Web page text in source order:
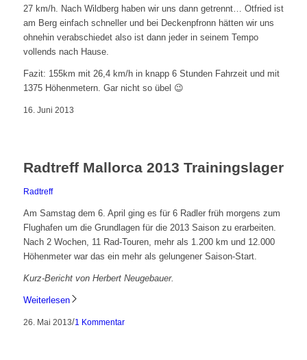
27 km/h. Nach Wildberg haben wir uns dann getrennt… Otfried ist
am Berg einfach schneller und bei Deckenpfronn hätten wir uns
ohnehin verabschiedet also ist dann jeder in seinem Tempo
vollends nach Hause.
Fazit: 155km mit 26,4 km/h in knapp 6 Stunden Fahrzeit und mit
1375 Höhenmetern. Gar nicht so übel 😉
16. Juni 2013
Radtreff Mallorca 2013 Trainingslager
Radtreff
Am Samstag dem 6. April ging es für 6 Radler früh morgens zum
Flughafen um die Grundlagen für die 2013 Saison zu erarbeiten.
Nach 2 Wochen, 11 Rad-Touren, mehr als 1.200 km und 12.000
Höhenmeter war das ein mehr als gelungener Saison-Start.
Kurz-Bericht von Herbert Neugebauer.
Weiterlesen
26. Mai 2013/1 Kommentar